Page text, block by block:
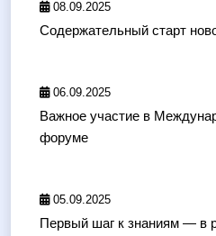
08.09.2025
Содержательный старт
06.09.2025
Важное участие в
форуме
05.09.2025
Первый шаг к знаниям — в